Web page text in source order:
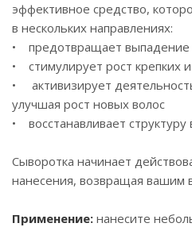
эффективное средство,
в нескольких направлениях:
• предотвращает выпадение
• стимулирует рост крепких
• активизирует
улучшая рост новых волос
• восстанавливает структуру
Сыворотка начинает
нанесения, возвращая вашим
Применение: нанесите